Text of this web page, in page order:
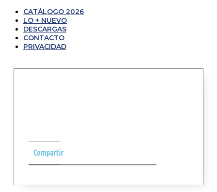
CATÁLOGO 2026
LO + NUEVO
DESCARGAS
CONTACTO
PRIVACIDAD
Compartir